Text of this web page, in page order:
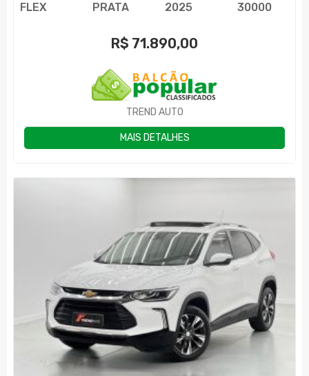
FLEX PRATA 2025 30000
R$ 71.890,00
TREND AUTO
MAIS DETALHES